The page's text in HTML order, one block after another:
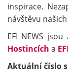
inspirace.
návštěvu
EFI NEWS
Hostincích a
Aktuální číslo